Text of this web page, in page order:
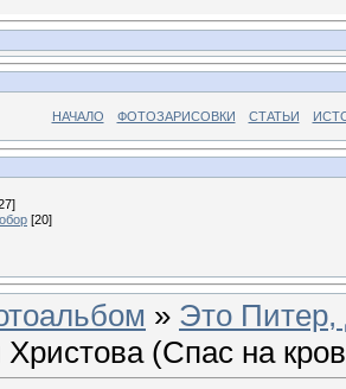
НАЧАЛО ФОТОЗАРИСОВКИ СТАТЬИ
[20]
» Это Питер,
Христова (Спас на